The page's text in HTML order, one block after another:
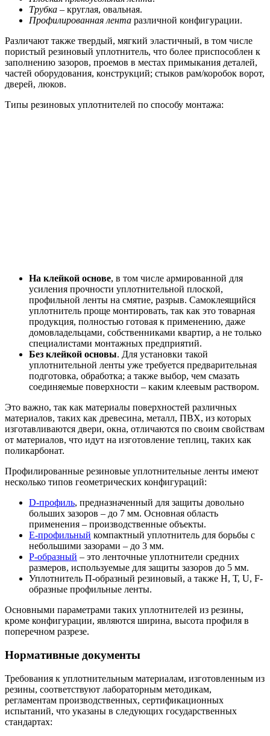
Трубка – круглая, овальная.
Профилированная лента различной конфигурации.
Различают также твердый, мягкий эластичный, в том числе
пористый резиновый уплотнитель, что более приспособлен к
заполнению зазоров, проемов в местах примыкания деталей,
частей оборудования, конструкций; стыков рам/коробок ворот,
дверей, люков.
Типы резиновых уплотнителей по способу монтажа:
На клейкой основе, в том числе армированной для
усиления прочности уплотнительной плоской,
профильной ленты на смятие, разрыв. Самоклеящийся
уплотнитель проще монтировать, так как это товарная
продукция, полностью готовая к применению, даже
домовладельцами, собственниками квартир, а не только
специалистами монтажных предприятий.
Без клейкой основы. Для установки такой
уплотнительной ленты уже требуется предварительная
подготовка, обработка; а также выбор, чем смазать
соединяемые поверхности – каким клеевым раствором.
Это важно, так как материалы поверхностей различных
материалов, таких как древесина, металл, ПВХ, из которых
изготавливаются двери, окна, отличаются по своим свойствам
от материалов, что идут на изготовление теплиц, таких как
поликарбонат.
Профилированные резиновые уплотнительные ленты имеют
несколько типов геометрических конфигураций:
D-профиль, предназначенный для защиты довольно
больших зазоров – до 7 мм. Основная область
применения – производственные объекты.
Е-профильный компактный уплотнитель для борьбы с
небольшими зазорами – до 3 мм.
Р-образный – это ленточные уплотнители средних
размеров, используемые для защиты зазоров до 5 мм.
Уплотнитель П-образный резиновый, а также Н, Т, U, F-
образные профильные ленты.
Основными параметрами таких уплотнителей из резины,
кроме конфигурации, являются ширина, высота профиля в
поперечном разрезе.
Нормативные документы
Требования к уплотнительным материалам, изготовленным из
резины, соответствуют лабораторным методикам,
регламентам производственных, сертификационных
испытаний, что указаны в следующих государственных
стандартах: